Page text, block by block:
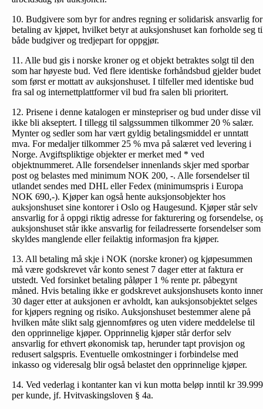
10. Budgivere som byr for andres regning er solidarisk ansvarlig for
betaling av kjøpet, hvilket betyr at auksjonshuset kan forholde seg
både budgiver og tredjepart for oppgjør.
11. Alle bud gis i norske kroner og et objekt betraktes solgt til den
som har høyeste bud. Ved flere identiske forhåndsbud gjelder budet
som først er mottatt av auksjonshuset. I tilfeller med identiske bud
fra sal og internettplattformer vil bud fra salen bli prioritert.
12. Prisene i denne katalogen er minstepriser og bud under disse vil
ikke bli akseptert. I tillegg til salgssummen tilkommer 20 % salær.
Mynter og sedler som har vært gyldig betalingsmiddel er unntatt
mva. For medaljer tilkommer 25 % mva på salæret ved levering i
Norge. Avgiftspliktige objekter er merket med * ved
objektnummeret. Alle forsendelser innenlands skjer med sporbar
post og belastes med minimum NOK 200, -. Alle forsendelser til
utlandet sendes med DHL eller Fedex (minimumspris i Europa
NOK 690,-). Kjøper kan også hente auksjonsobjekter hos
auksjonshuset sine kontorer i Oslo og Haugesund. Kjøper står selv
ansvarlig for å oppgi riktig adresse for fakturering og forsendelse,
auksjonshuset står ikke ansvarlig for feiladresserte forsendelser som
skyldes manglende eller feilaktig informasjon fra kjøper.
13. All betaling må skje i NOK (norske kroner) og kjøpesummen
må være godskrevet vår konto senest 7 dager etter at faktura er
utstedt. Ved forsinket betaling påløper 1 % rente pr. påbegynt
måned. Hvis betaling ikke er godskrevet auksjonshusets konto
30 dager etter at auksjonen er avholdt, kan auksjonsobjektet selges
for kjøpers regning og risiko. Auksjonshuset bestemmer alene på
hvilken måte slikt salg gjennomføres og uten videre meddelelse til
den opprinnelige kjøper. Opprinnelig kjøper står derfor selv
ansvarlig for ethvert økonomisk tap, herunder tapt provisjon og
redusert salgspris. Eventuelle omkostninger i forbindelse med
inkasso og videresalg blir også belastet den opprinnelige kjøper.
14. Ved vederlag i kontanter kan vi kun motta beløp inntil kr 39.999
per kunde, jf. Hvitvaskingsloven § 4a.